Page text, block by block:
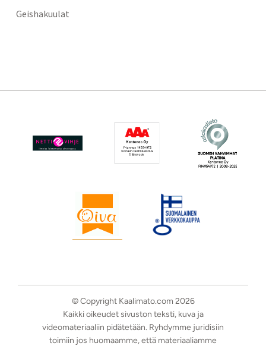
Geishakuulat
© Copyright Kaalimato.com 2026
Kaikki oikeudet sivuston teksti, kuva ja
videomateriaaliin pidätetään. Ryhdymme juridisiin
toimiin jos huomaamme, että materiaaliamme